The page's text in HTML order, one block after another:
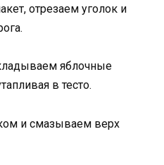
отрезаем уголок и
яблочные
в тесто.
и смазываем верх